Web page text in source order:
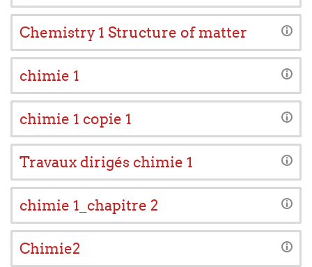
Chemistry 1 Structure of matter
chimie 1
chimie 1 copie 1
Travaux dirigés chimie 1
chimie 1_chapitre 2
Chimie2